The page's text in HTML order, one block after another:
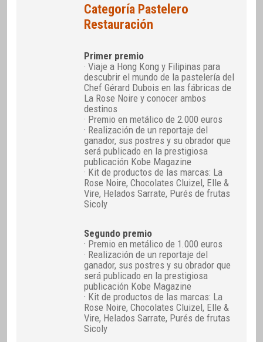
Categoría Pastelero
Restauración
Primer premio
· Viaje a Hong Kong y Filipinas para
descubrir el mundo de la pastelería del
Chef Gérard Dubois en las fábricas de
La Rose Noire y conocer ambos
destinos
· Premio en metálico de 2.000 euros
· Realización de un reportaje del
ganador, sus postres y su obrador que
será publicado en la prestigiosa
publicación Kobe Magazine
· Kit de productos de las marcas: La
Rose Noire, Chocolates Cluizel, Elle &
Vire, Helados Sarrate, Purés de frutas
Sicoly
Segundo premio
· Premio en metálico de 1.000 euros
· Realización de un reportaje del
ganador, sus postres y su obrador que
será publicado en la prestigiosa
publicación Kobe Magazine
· Kit de productos de las marcas: La
Rose Noire, Chocolates Cluizel, Elle &
Vire, Helados Sarrate, Purés de frutas
Sicoly